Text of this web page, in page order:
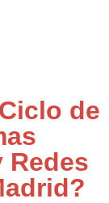
de